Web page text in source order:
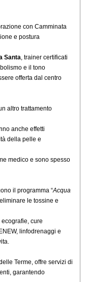
con Camminata
e postura
Santa, trainer certificati
e il tono
offerta dal centro
altro trattamento
anche effetti
della pelle e
medico e sono spesso
il programma “Acqua
le tossine e
cure
linfodrenaggi e
Terme, offre servizi di
garantendo